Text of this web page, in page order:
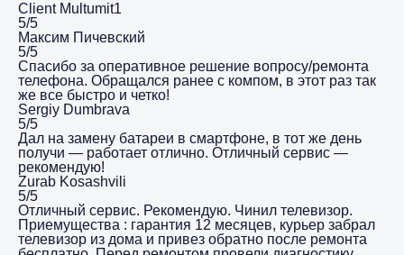
Client Multumit1
5/5
Максим Пичевский
5/5
Спасибо за оперативное решение вопросу/ремонта
телефона. Обращался ранее с компом, в этот раз так
же все быстро и четко!
Sergiy Dumbrava
5/5
Дал на замену батареи в смартфоне, в тот же день
получи — работает отлично. Отличный сервис —
рекомендую!
Zurab Kosashvili
5/5
Отличный сервис. Рекомендую. Чинил телевизор.
Приемущества : гарантия 12 месяцев, курьер забрал
телевизор из дома и привез обратно после ремонта